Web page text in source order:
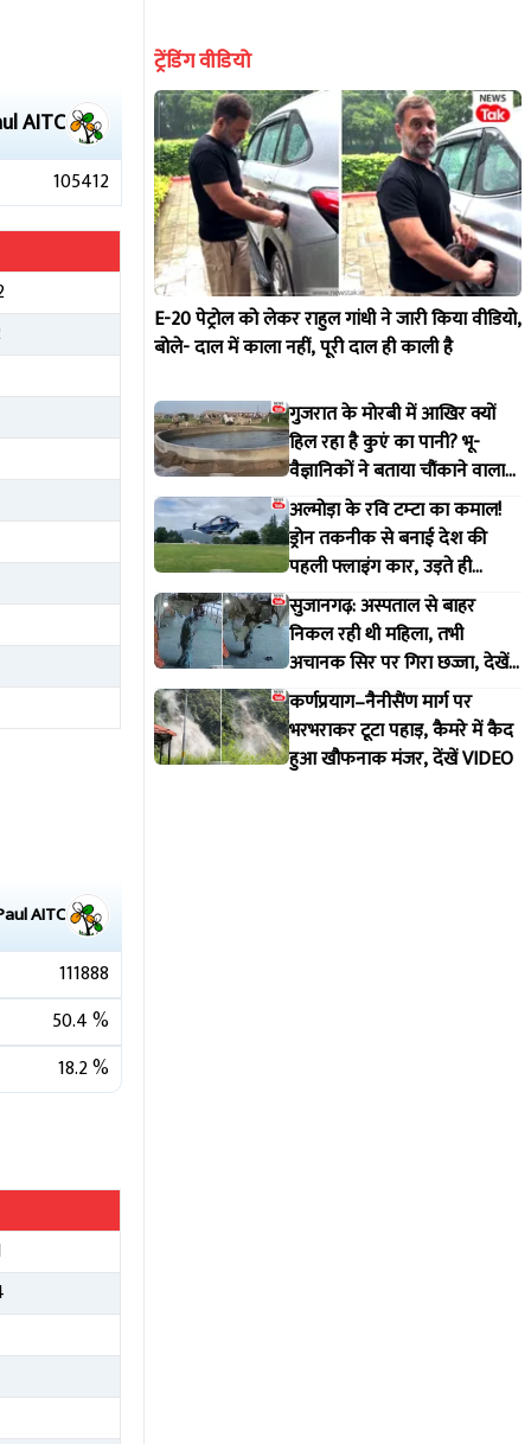
AITC
105412
AITC
111888
50.4%
18.2%
ट्रेंडिंग वीडियो
E-20 पेट्रोल को लेकर राहुल गांधी ने जारी किया वीडियो,
बोले- दाल में काला नहीं, पूरी दाल ही काली है
गुजरात के मोरबी में आखिर क्यों
हिल रहा है कुएं का पानी? भू-
वैज्ञानिकों ने बताया चौंकाने वाला
सच
अल्मोड़ा के रवि टम्टा का कमाल!
ड्रोन तकनीक से बनाई देश की
पहली फ्लाइंग कार, उड़ते ही
वायरल हुआ वीडियो
सुजानगढ़: अस्पताल से बाहर
निकल रही थी महिला, तभी
अचानक सिर पर गिरा छज्जा, देखें
VIDEO
कर्णप्रयाग–नैनीसैंण मार्ग पर
भरभराकर टूटा पहाड़, कैमरे में कैद
हुआ खौफनाक मंजर, देंखें VIDEO